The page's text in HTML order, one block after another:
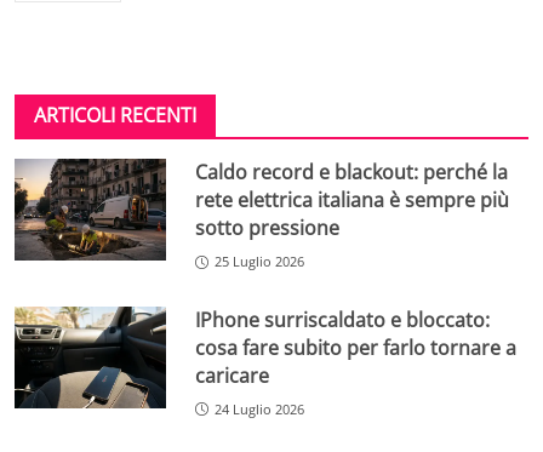
ARTICOLI RECENTI
Caldo record e blackout: perché la
rete elettrica italiana è sempre più
sotto pressione
25 Luglio 2026
IPhone surriscaldato e bloccato:
cosa fare subito per farlo tornare a
caricare
24 Luglio 2026